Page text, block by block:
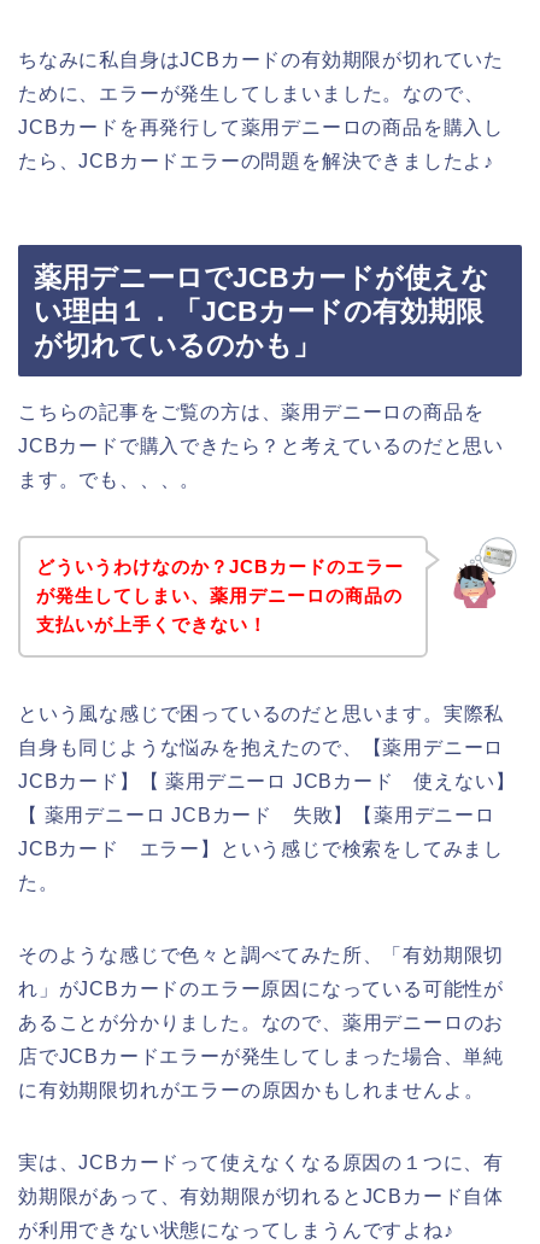
ちなみに私自身はJCBカードの有効期限が切れていた
ために、エラーが発生してしまいました。なので、
JCBカードを再発行して薬用デニーロの商品を購入し
たら、JCBカードエラーの問題を解決できましたよ♪
薬用デニーロでJCBカードが使えな
い理由１．「JCBカードの有効期限
が切れているのかも」
こちらの記事をご覧の方は、薬用デニーロの商品を
JCBカードで購入できたら？と考えているのだと思い
ます。でも、、、。
どういうわけなのか？JCBカードのエラー
が発生してしまい、薬用デニーロの商品の
支払いが上手くできない！
という風な感じで困っているのだと思います。実際私
自身も同じような悩みを抱えたので、【薬用デニーロ
JCBカード】【 薬用デニーロ JCBカード 使えない】
【 薬用デニーロ JCBカード 失敗】【薬用デニーロ
JCBカード エラー】という感じで検索をしてみまし
た。
そのような感じで色々と調べてみた所、「有効期限切
れ」がJCBカードのエラー原因になっている可能性が
あることが分かりました。なので、薬用デニーロのお
店でJCBカードエラーが発生してしまった場合、単純
に有効期限切れがエラーの原因かもしれませんよ。
実は、JCBカードって使えなくなる原因の１つに、有
効期限があって、有効期限が切れるとJCBカード自体
が利用できない状態になってしまうんですよね♪